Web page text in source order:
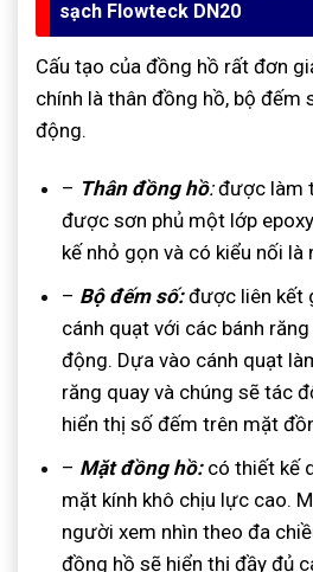
sạch Flowteck DN20
Cấu tạo của đồng hồ rất đơn
chính là thân đồng hồ, bộ đếm
động.
– Thân đồng hồ:được làm
được sơn phủ một lớp
kế nhỏ gọn và có kiểu nối là
– Bộ đếm số:được liên kết
cánh quạt với các bánh
động. Dựa vào cánh quạt
răng quay và chúng sẽ tác
hiển thị số đếm trên mặt
– Mặt đồng hồ:có thiết kế
mặt kính khô chịu lực cao.
người xem nhìn theo đa
đồng hồ sẽ hiển thị đầy đủ